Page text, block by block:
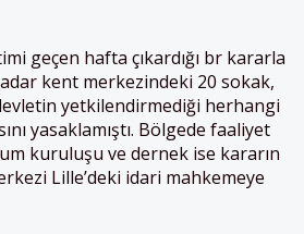
geçen hafta çıkardığı br kararla
kent merkezindeki 20 sokak,
yetkilendirmediği herhangi
yasaklamıştı. Bölgede faaliyet
kuruluşu ve dernek ise kararın
Lille’deki idari mahkemeye